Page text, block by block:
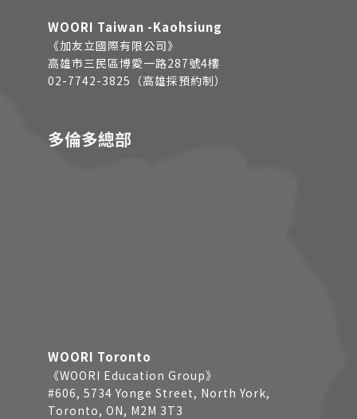
WOORI Taiwan -Kaohsiung
《加友立國際有限公司》
高雄市三民區博愛一路287號4樓
02-7742-3825（高雄採預約制）
多倫多總部
WOORI Toronto
《WOORI Education Group》
#606, 5734 Yonge Street, North York,
Toronto, ON, M2M 3T3